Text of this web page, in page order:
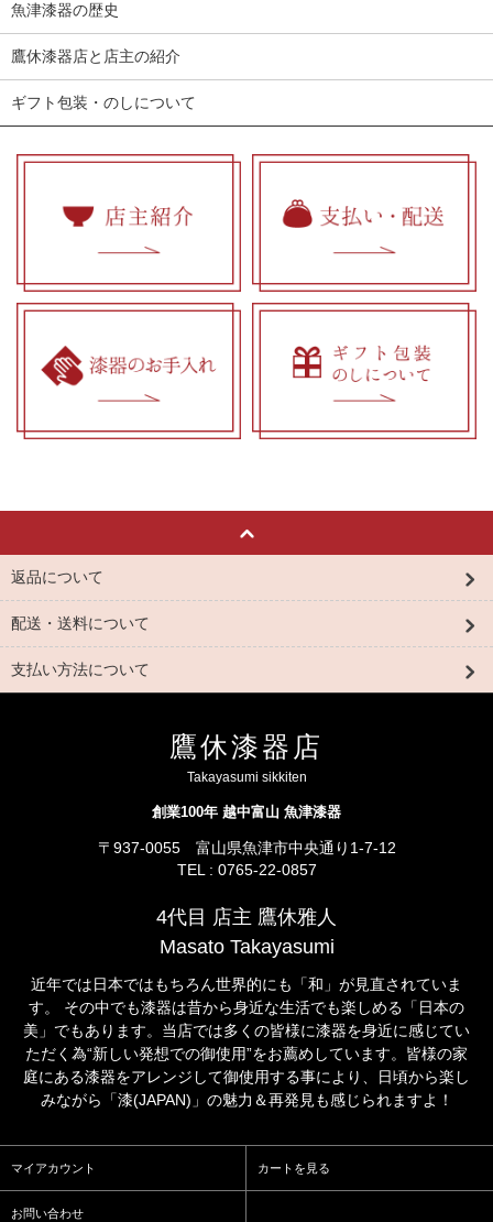
魚津漆器の歴史
鷹休漆器店と店主の紹介
ギフト包装・のしについて
返品について
配送・送料について
支払い方法について
鷹休漆器店
Takayasumi sikkiten
創業100年 越中富山 魚津漆器
〒937-0055 富山県魚津市中央通り1-7-12
TEL : 0765-22-0857
4代目 店主 鷹休雅人
Masato Takayasumi
近年では日本ではもちろん世界的にも「和」が見直されていま
す。 その中でも漆器は昔から身近な生活でも楽しめる「日本の
美」でもあります。当店では多くの皆様に漆器を身近に感じてい
ただく為“新しい発想での御使用”をお薦めしています。皆様の家
庭にある漆器をアレンジして御使用する事により、日頃から楽し
みながら「漆(JAPAN)」の魅力＆再発見も感じられますよ！
マイアカウント カートを見る
お問い合わせ